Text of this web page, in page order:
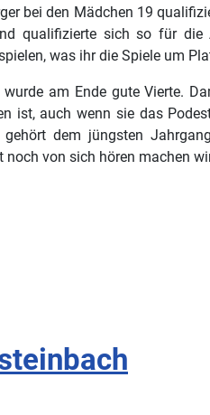
bei den Mädchen 19
qualifizierte sich so für
was ihr die Spiele um
am Ende gute Vierte.
ist, auch wenn sie das
dem jüngsten
von sich hören machen